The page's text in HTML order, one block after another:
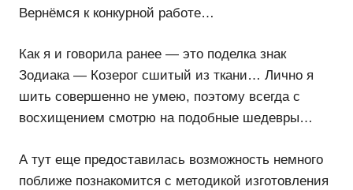
Вернёмся к конкурной работе…
Как я и говорила ранее — это поделка знак
Зодиака — Козерог сшитый из ткани… Лично я
шить совершенно не умею, поэтому всегда с
восхищением смотрю на подобные шедевры…
А тут еще предоставилась возможность немного
поближе познакомится с методикой изготовления